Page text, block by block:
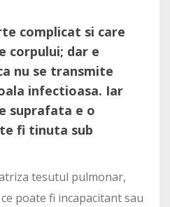
complicat si care
corpului; dar e
nu se transmite
infectioasa. Iar
suprafata e o
fi tinuta sub
tesutul pulmonar,
poate fi incapacitant sau